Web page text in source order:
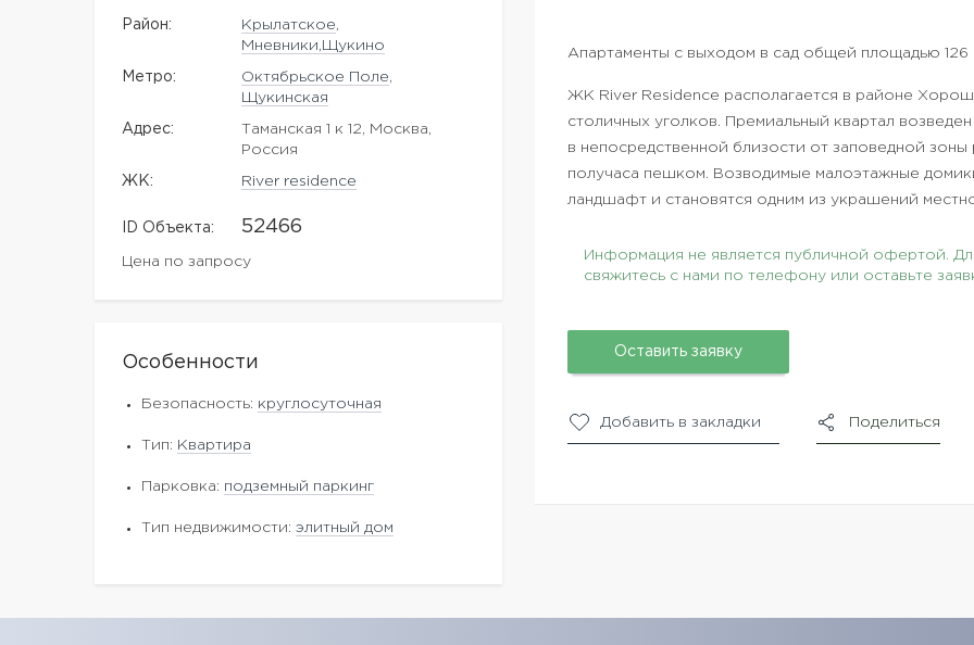
Район: Крылатское
Мневники,Щукино
Метро: Октябрьское Поле
Щукинская
Адрес:
Таманская 1 к 12, Москва,
Россия
ЖK: River residence
ID Объекта: 52466
Цена по запросу
Особенности
Безопасность: круглосуточная
Тип: Квартира
Парковка: подземный паркинг
Тип недвижимости: элитный дом
Апартаменты с выходом в сад общей площадью 126
ЖК River Residence располагается в районе
столичных уголков. Премиальный квартал
в непосредственной близости от заповедной
получаса пешком. Возводимые малоэтажные
ландшафт и становятся одним из украшений
Информация не является публичной офертой.
свяжитесь с нами по телефону или оставьте
Оставить заявку
Добавить в закладки Поделиться